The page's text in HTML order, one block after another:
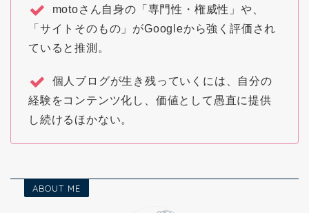
motoさん自身の「専門性・権威性」や、
「サイトそのもの」がGoogleから強く評価され
ていると推測。
個人ブログが生き残っていくには、自分の
経験をコンテンツ化し、価値として愚直に提供
し続けるほかない。
ABOUT ME